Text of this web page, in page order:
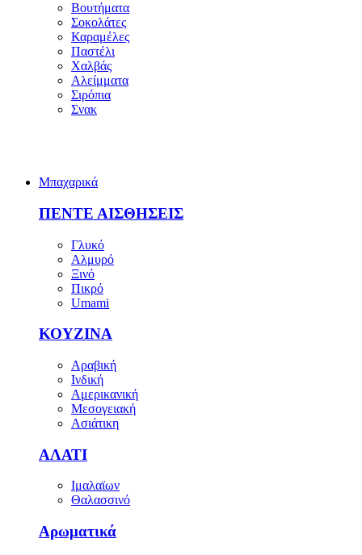
Βουτήματα
Σοκολάτες
Καραμέλες
Παστέλι
Χαλβάς
Αλείμματα
Σιρόπια
Σνακ
Μπαχαρικά
ΠΕΝΤΕ ΑΙΣΘΗΣΕΙΣ
Γλυκό
Αλμυρό
Ξινό
Πικρό
Umami
ΚΟΥΖΙΝΑ
Αραβική
Ινδική
Αμερικανική
Μεσογειακή
Ασιάτικη
ΑΛΑΤΙ
Ιμαλαϊων
Θαλασσινό
Αρωματικά